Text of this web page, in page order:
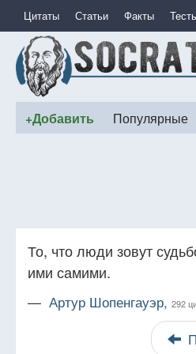
Цитаты Статьи Факты
+Добавить Популярные
То, что люди зовут
ими самими.
— Артур Шопенгауэр, 292